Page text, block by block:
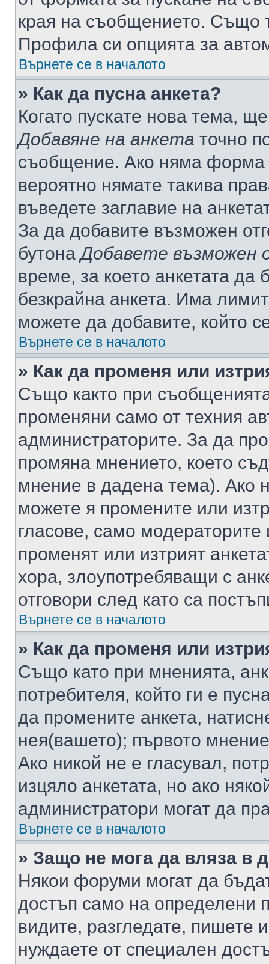
края на съобщението. Също
Профила си опцията за
Върнете се в началото
» Как да пусна анкета?
Когато пускате нова тема,
Добавяне на анкета точно
съобщение. Ако няма форма
вероятно нямате такива
въведете заглавие на
За да добавите възможен
бутонаДобавете възможен
време, за което анкетата да
безкрайна анкета. Има
можете да добавите, който
Върнете се в началото
» Как да променя или
Също както при
променяни само от техния
администраторите. За да
промяна мнението, което
мнение в дадена тема). Ако
можете я промените или
гласове, само
променят или изтрият
хора, злоупотребяващи с
отговори след като са
Върнете се в началото
» Как да променя или
Също като при мненията,
потребителя, който ги е
да промените анкета,
нея(вашето); първото
Ако никой не е гласувал,
изцяло анкетата, но ако
администратори могат да
Върнете се в началото
» Защо не мога да вляза в
Някои форуми могат да
достъп само на определени
видите, разгледате, пишете
нуждаете от специален